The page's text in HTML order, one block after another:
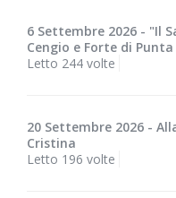
6 Settembre 2026 - "Il
Cengio e Forte di
Letto 244 volte
20 Settembre 2026 -
Cristina
Letto 196 volte